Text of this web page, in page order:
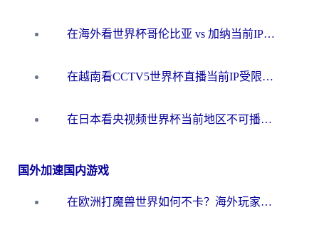
在海外看世界杯哥伦比亚 vs 加纳当前IP受限制？这篇指南帮你流畅看中文解说赛事
在越南看CCTV5世界杯直播当前IP受限制？海外党体育观赛终极指南来了
在日本看央视频世界杯当前地区不可播放？海外党体育观赛终极指南
国外加速国内游戏
在欧洲打魔兽世界如何不卡？海外玩家的国服游戏加速终极攻略